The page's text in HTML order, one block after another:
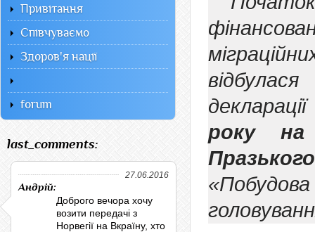
року на
Привітання
Співчуваємо
Здоров'я нації
forum
last_comments:
27.06.2016
Андрій:
Доброго вечора хочу
возити передачі з
Норвегії на Вкраїну, хто